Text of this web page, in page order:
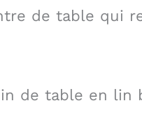
de table qui
de table en lin